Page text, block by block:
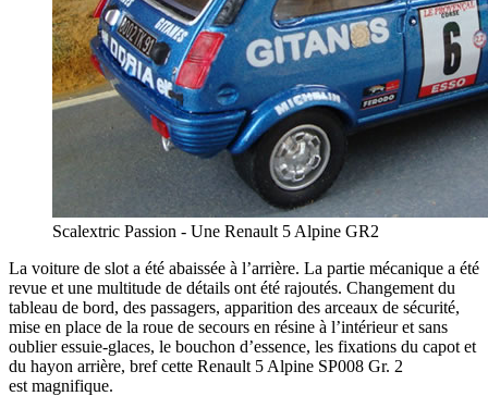
Scalextric Passion - Une Renault 5 Alpine GR2
La voiture de slot a été abaissée à l’arrière. La partie mécanique a été
revue et une multitude de détails ont été rajoutés. Changement du
tableau de bord, des passagers, apparition des arceaux de sécurité,
mise en place de la roue de secours en résine à l’intérieur et sans
oublier essuie-glaces, le bouchon d’essence, les fixations du capot et
du hayon arrière, bref cette Renault 5 Alpine SP008 Gr. 2
est magnifique.